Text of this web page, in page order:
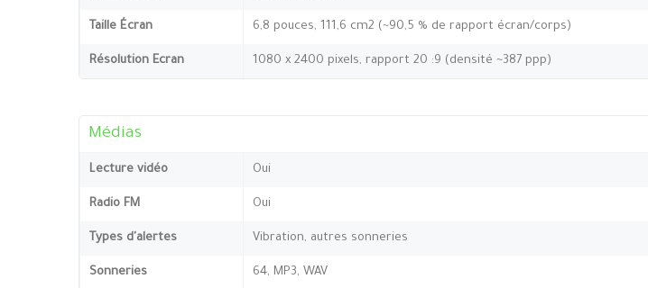
Taille Écran 6,8 pouces, 111,6 cm2 (~90,5 % de rapport écran/corps)
Résolution Ecran 1080 x 2400 pixels, rapport 20 :9 (densité ~387 ppp)
Médias
Lecture vidéo Oui
Radio FM Oui
Types d'alertes Vibration, autres sonneries
Sonneries 64, MP3, WAV